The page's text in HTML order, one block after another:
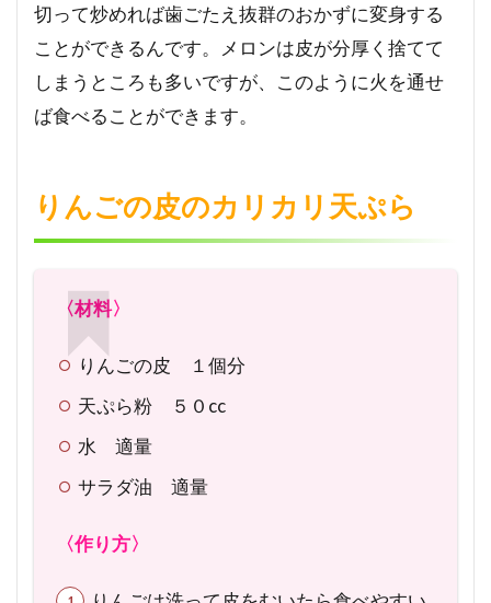
ず
皮
の
ピ
ー
切って炒めれば歯ごたえ抜群のおかずに変身する
ことができるんです。メロンは皮が分厚く捨てて
しまうところも多いですが、このように火を通せ
ば食べることができます。
りんごの皮のカリカリ天ぷら
〈材料〉
りんごの皮 １個分
天ぷら粉 ５０cc
水 適量
サラダ油 適量
〈作り方〉